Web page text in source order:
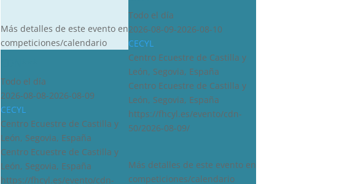
Más detalles de este evento en
competiciones/calendario
Todo el día
2026-08-08-2026-08-09
CECYL
Centro Ecuestre de Castilla y
León, Segovia, España
Centro Ecuestre de Castilla y
León, Segovia, España
https://fhcyl.es/evento/cdn-
Todo el día
2026-08-09-2026-08-10
CECYL
Centro Ecuestre de Castilla y
León, Segovia, España
Centro Ecuestre de Castilla y
León, Segovia, España
https://fhcyl.es/evento/cdn-
50/2026-08-09/
Más detalles de este evento en
competiciones/calendario